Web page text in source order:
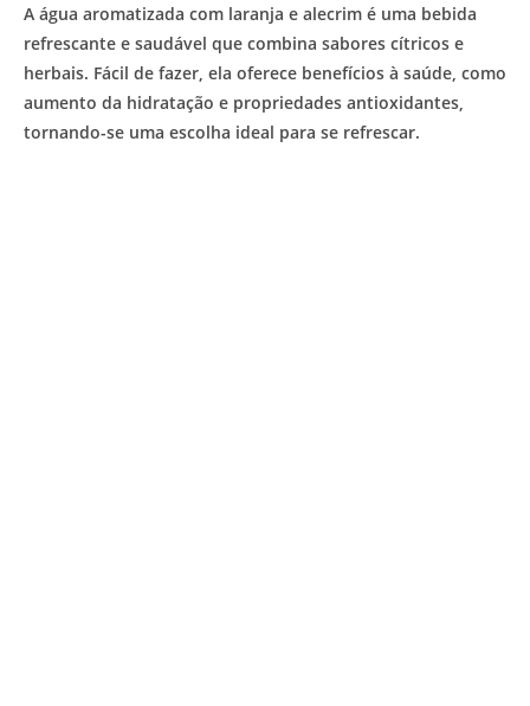
A água aromatizada com laranja e alecrim é uma bebida
refrescante e saudável que combina sabores cítricos e
herbais. Fácil de fazer, ela oferece benefícios à saúde, como
aumento da hidratação e propriedades antioxidantes,
tornando-se uma escolha ideal para se refrescar.